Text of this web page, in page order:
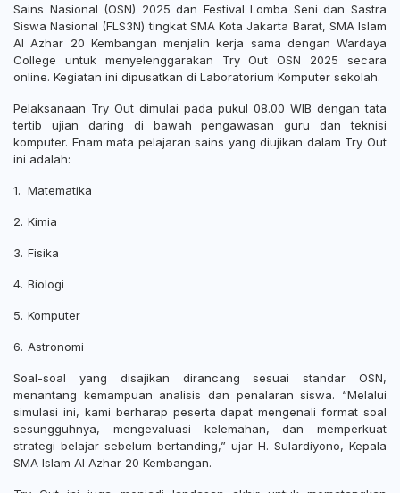
Sains Nasional (OSN) 2025 dan Festival Lomba Seni dan Sastra
Siswa Nasional (FLS3N) tingkat SMA Kota Jakarta Barat, SMA Islam
Al Azhar 20 Kembangan menjalin kerja sama dengan Wardaya
College untuk menyelenggarakan Try Out OSN 2025 secara
online. Kegiatan ini dipusatkan di Laboratorium Komputer sekolah.
Pelaksanaan Try Out dimulai pada pukul 08.00 WIB dengan tata
tertib ujian daring di bawah pengawasan guru dan teknisi
komputer. Enam mata pelajaran sains yang diujikan dalam Try Out
ini adalah:
1. Matematika
2. Kimia
3. Fisika
4. Biologi
5. Komputer
6. Astronomi
Soal-soal yang disajikan dirancang sesuai standar OSN,
menantang kemampuan analisis dan penalaran siswa. “Melalui
simulasi ini, kami berharap peserta dapat mengenali format soal
sesungguhnya, mengevaluasi kelemahan, dan memperkuat
strategi belajar sebelum bertanding,” ujar H. Sulardiyono, Kepala
SMA Islam Al Azhar 20 Kembangan.